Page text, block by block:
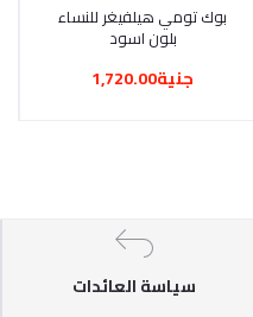
أضف إلى السلة
بوك تومي هيلفيغر للنساء
بلون اسود
جنية1,720.00
سياسة العائدات